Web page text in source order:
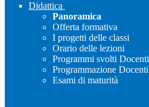
Didattica
Panoramica
Offerta formativa
I progetti delle classi
Orario delle lezioni
Programmi svolti Docenti
Programmazione Docenti
Esami di maturità